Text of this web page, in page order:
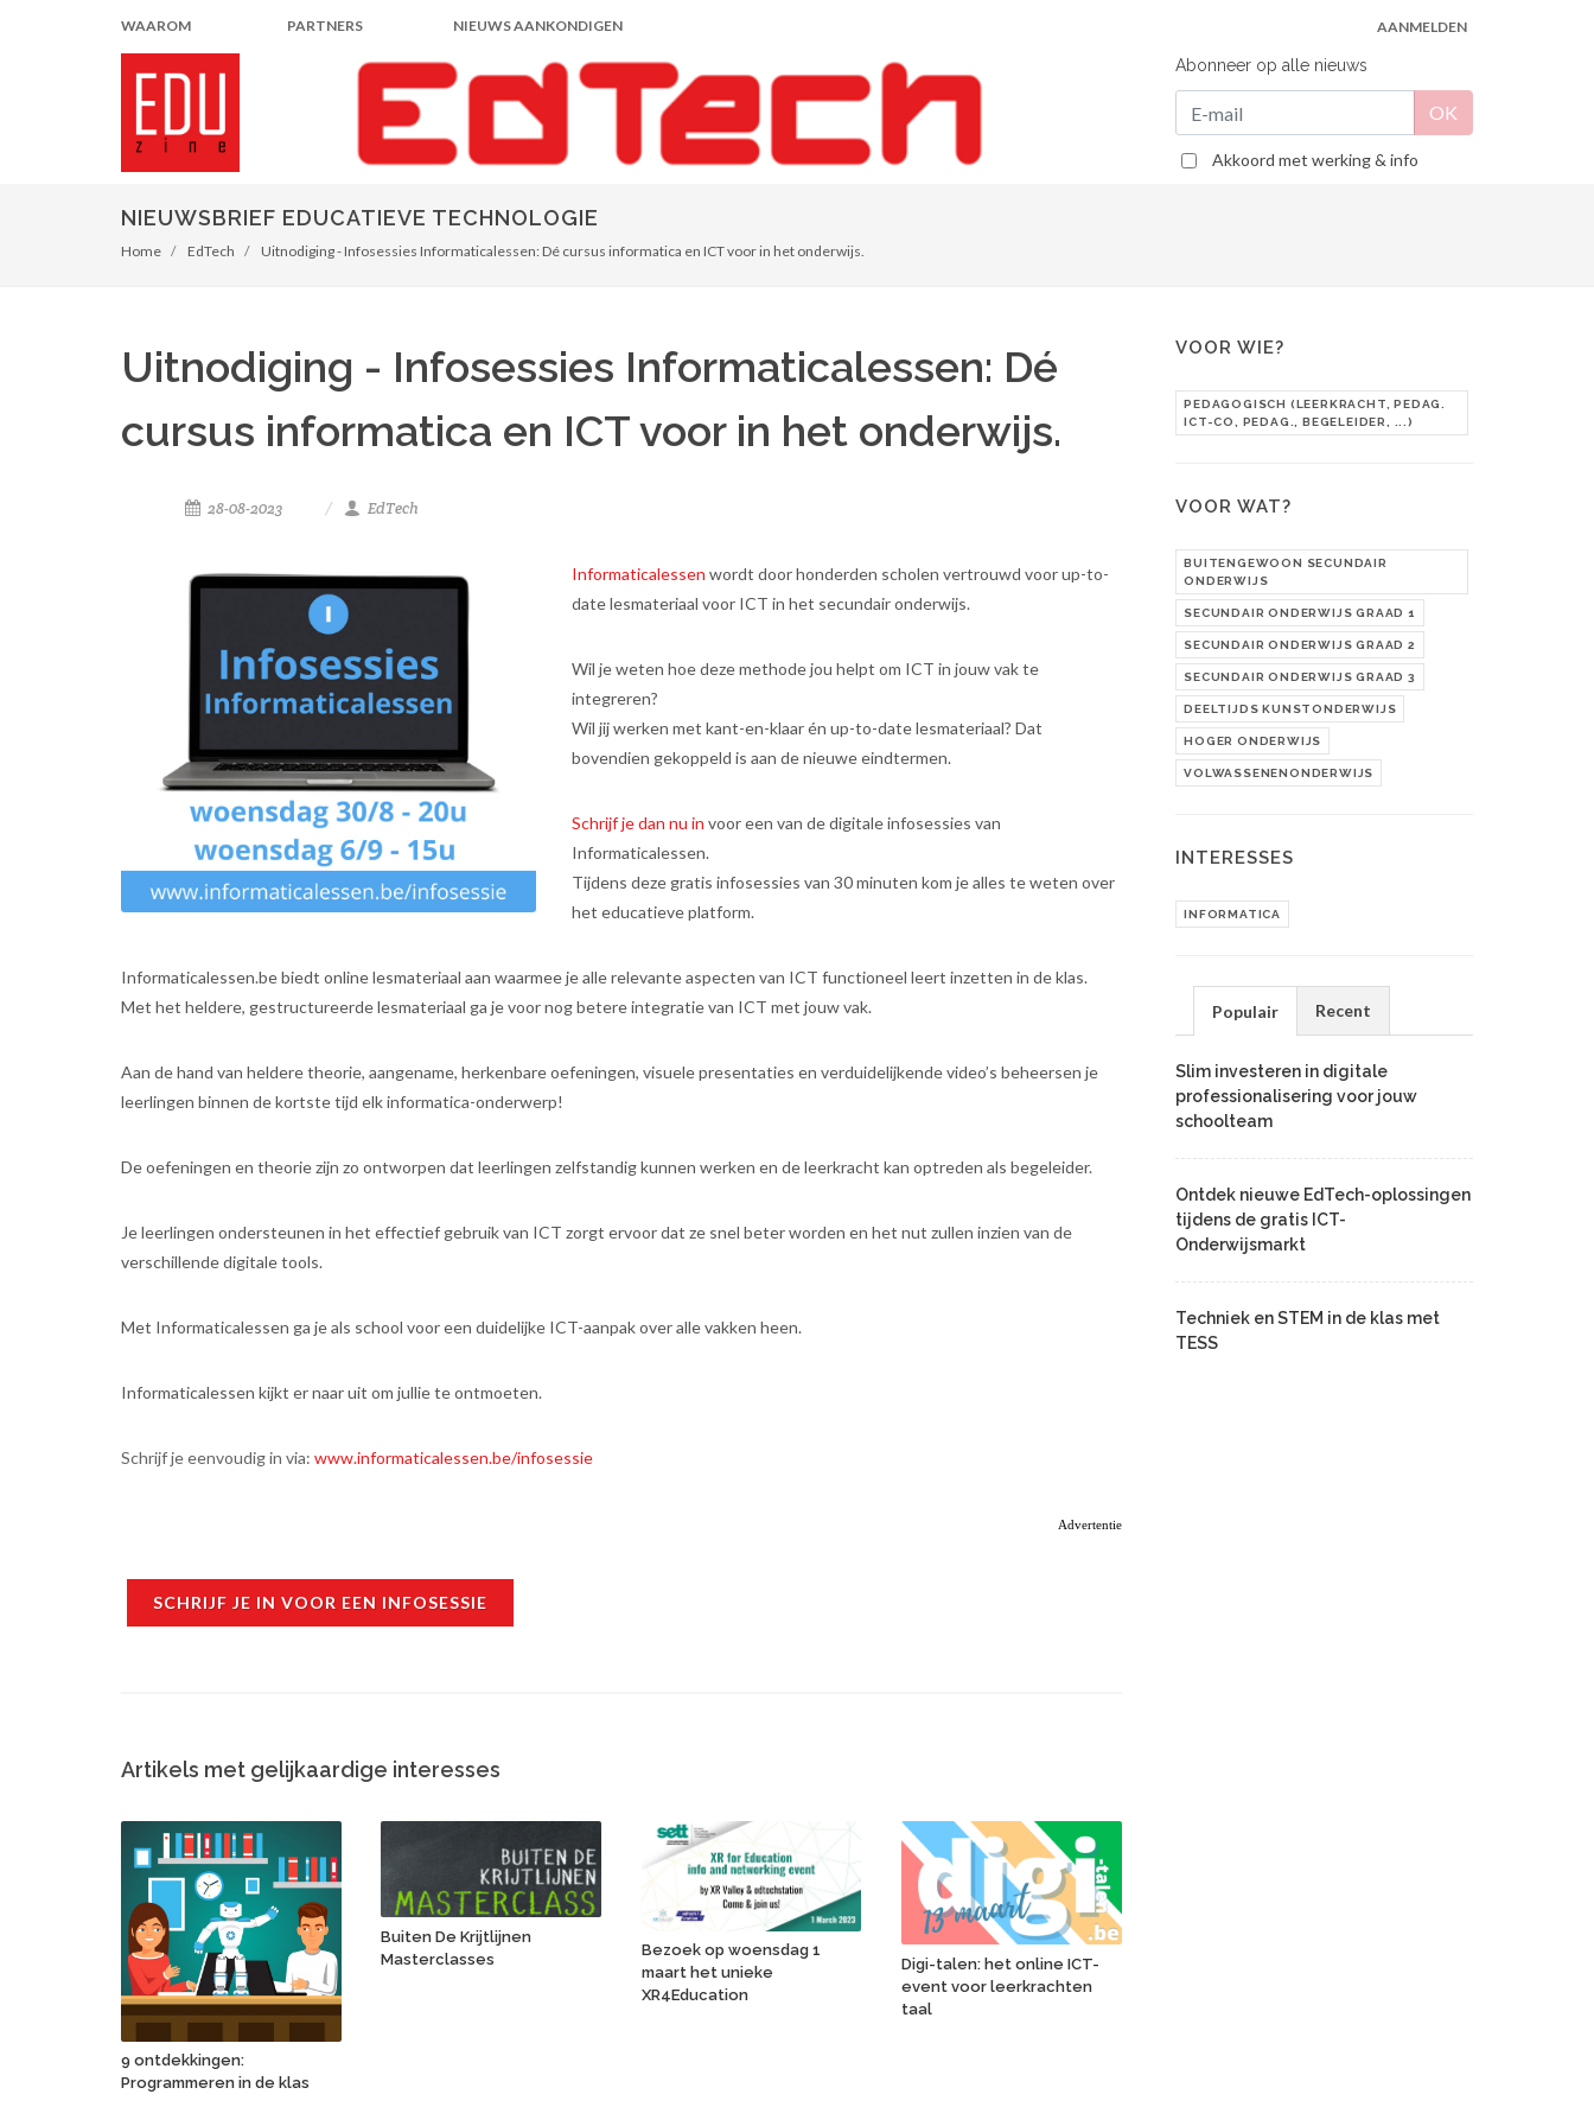
WAAROM PARTNERS NIEUWS AANKONDIGEN AANMELDEN
Abonneer op alle nieuws
Akkoord met werking & info
NIEUWSBRIEF EDUCATIEVE TECHNOLOGIE
Home EdTech Uitnodiging - Infosessies Informaticalessen: Dé cursus informatica en ICT voor in het onderwijs.
Uitnodiging - Infosessies Informaticalessen: Dé
cursus informatica en ICT voor in het onderwijs.
28-08-2023 EdTech
Informaticalessen wordt door honderden scholen vertrouwd voor up-to-
date lesmateriaal voor ICT in het secundair onderwijs.
Wil je weten hoe deze methode jou helpt om ICT in jouw vak te
integreren?
Wil jij werken met kant-en-klaar én up-to-date lesmateriaal? Dat
bovendien gekoppeld is aan de nieuwe eindtermen.
Schrijf je dan nu in voor een van de digitale infosessies van
Informaticalessen.
Tijdens deze gratis infosessies van 30 minuten kom je alles te weten over
het educatieve platform.
Informaticalessen.be biedt online lesmateriaal aan waarmee je alle relevante aspecten van ICT functioneel leert inzetten in de klas.
Met het heldere, gestructureerde lesmateriaal ga je voor nog betere integratie van ICT met jouw vak.
Aan de hand van heldere theorie, aangename, herkenbare oefeningen, visuele presentaties en verduidelijkende video’s beheersen je
leerlingen binnen de kortste tijd elk informatica-onderwerp!
De oefeningen en theorie zijn zo ontworpen dat leerlingen zelfstandig kunnen werken en de leerkracht kan optreden als begeleider.
Je leerlingen ondersteunen in het effectief gebruik van ICT zorgt ervoor dat ze snel beter worden en het nut zullen inzien van de
verschillende digitale tools.
Met Informaticalessen ga je als school voor een duidelijke ICT-aanpak over alle vakken heen.
Informaticalessen kijkt er naar uit om jullie te ontmoeten.
Schrijf je eenvoudig in via: www.informaticalessen.be/infosessie
Advertentie
SCHRIJF JE IN VOOR EEN INFOSESSIE
Artikels met gelijkaardige interesses
9 ontdekkingen:
Programmeren in de klas
Buiten De Krijtlijnen
Masterclasses
Bezoek op woensdag 1
maart het unieke
XR4Education
Digi-talen: het online ICT-
event voor leerkrachten
taal
VOOR WIE?
PEDAGOGISCH (LEERKRACHT, PEDAG.
ICT-CO, PEDAG., BEGELEIDER, ...)
VOOR WAT?
BUITENGEWOON SECUNDAIR
ONDERWIJS
SECUNDAIR ONDERWIJS GRAAD 1
SECUNDAIR ONDERWIJS GRAAD 2
SECUNDAIR ONDERWIJS GRAAD 3
DEELTIJDS KUNSTONDERWIJS
HOGER ONDERWIJS
VOLWASSENENONDERWIJS
INTERESSES
INFORMATICA
Populair Recent
Slim investeren in digitale
professionalisering voor jouw
schoolteam
Ontdek nieuwe EdTech-oplossingen
tijdens de gratis ICT-
Onderwijsmarkt
Techniek en STEM in de klas met
TESS